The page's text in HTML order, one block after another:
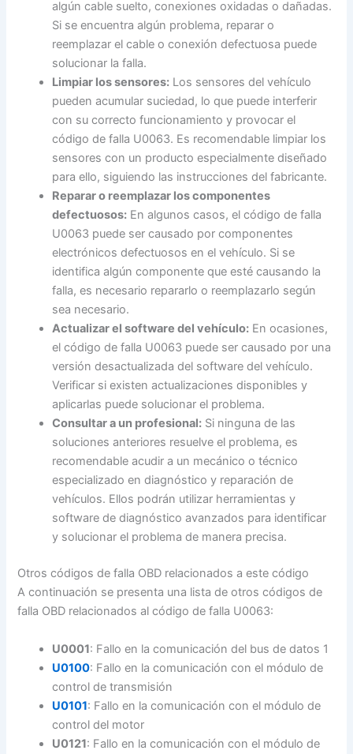
algún cable suelto, conexiones oxidadas o dañadas.
Si se encuentra algún problema, reparar o
reemplazar el cable o conexión defectuosa puede
solucionar la falla.
Limpiar los sensores: Los sensores del vehículo
pueden acumular suciedad, lo que puede interferir
con su correcto funcionamiento y provocar el
código de falla U0063. Es recomendable limpiar los
sensores con un producto especialmente diseñado
para ello, siguiendo las instrucciones del fabricante.
Reparar o reemplazar los componentes
defectuosos: En algunos casos, el código de falla
U0063 puede ser causado por componentes
electrónicos defectuosos en el vehículo. Si se
identifica algún componente que esté causando la
falla, es necesario repararlo o reemplazarlo según
sea necesario.
Actualizar el software del vehículo: En ocasiones,
el código de falla U0063 puede ser causado por una
versión desactualizada del software del vehículo.
Verificar si existen actualizaciones disponibles y
aplicarlas puede solucionar el problema.
Consultar a un profesional: Si ninguna de las
soluciones anteriores resuelve el problema, es
recomendable acudir a un mecánico o técnico
especializado en diagnóstico y reparación de
vehículos. Ellos podrán utilizar herramientas y
software de diagnóstico avanzados para identificar
y solucionar el problema de manera precisa.
Otros códigos de falla OBD relacionados a este código
A continuación se presenta una lista de otros códigos de
falla OBD relacionados al código de falla U0063:
U0001: Fallo en la comunicación del bus de datos 1
U0100: Fallo en la comunicación con el módulo de
control de transmisión
U0101: Fallo en la comunicación con el módulo de
control del motor
U0121: Fallo en la comunicación con el módulo de